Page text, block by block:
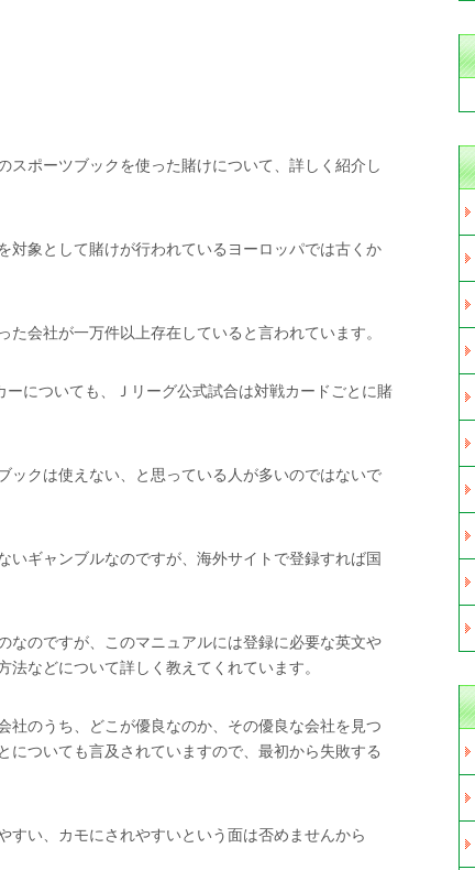
スポーツブックを使った賭けについて、詳しく紹介し
対象として賭けが行われているヨーロッパでは古くか
た会社が一万件以上存在していると言われています。
についても、Ｊリーグ公式試合は対戦カードごとに賭
ックは使えない、と思っている人が多いのではないで
いギャンブルなのですが、海外サイトで登録すれば国
なのですが、このマニュアルには登録に必要な英文や
法などについて詳しく教えてくれています。
社のうち、どこが優良なのか、その優良な会社を見つ
についても言及されていますので、最初から失敗する
すい、カモにされやすいという面は否めませんから